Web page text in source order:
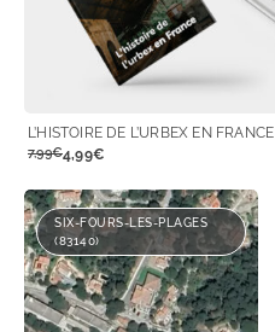
L’HISTOIRE DE L’URBEX EN FRANCE
7,99€4,99€
SIX-FOURS-LES-PLAGES
(83140)